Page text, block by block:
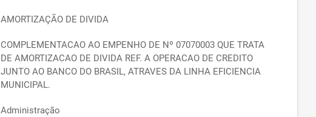
AMORTIZAÇÃO DE DIVIDA
COMPLEMENTACAO AO EMPENHO DE Nº 07070003 QUE TRATA
DE AMORTIZACAO DE DIVIDA REF. A OPERACAO DE CREDITO
JUNTO AO BANCO DO BRASIL, ATRAVES DA LINHA EFICIENCIA
MUNICIPAL.
Administração